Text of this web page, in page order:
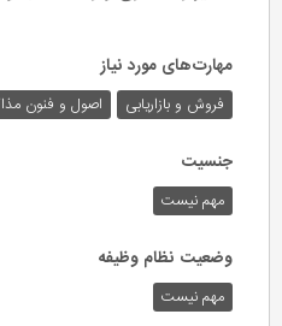
مهارت‌های مورد نیاز
فروش و بازاریابی اصول و فنون
جنسیت
مهم نیست
وضعیت نظام وظیفه
مهم‌ نیست